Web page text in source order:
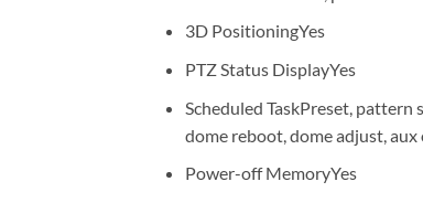
3D PositioningYes
PTZ Status DisplayYes
Scheduled TaskPreset, pattern
dome reboot, dome adjust,
Power-off MemoryYes